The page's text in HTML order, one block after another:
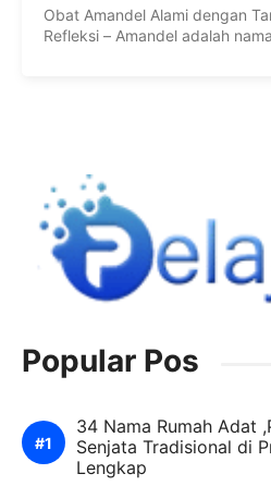
Obat Amandel Alami dengan
Refleksi – Amandel adalah
Popular Pos
34 Nama Rumah Adat
Senjata Tradisional di
Lengkap